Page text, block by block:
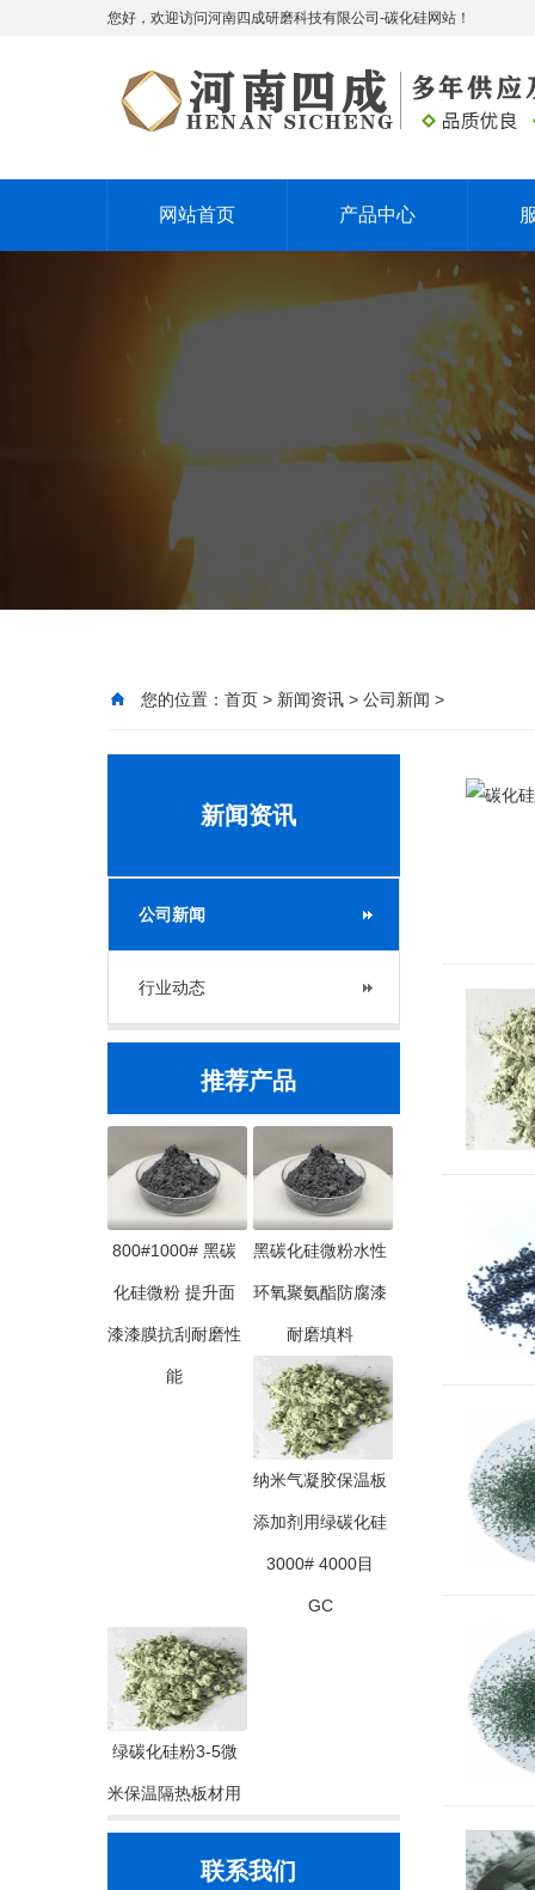
您好，欢迎访问河南四成研磨科技有限公司-碳化硅网站！
网站首页 产品中心
您的位置： 首页 > 新闻资讯 > 公司新闻 >
新闻资讯
公司新闻
行业动态
推荐产品
800#1000# 黑碳
化硅微粉 提升面
漆漆膜抗刮耐磨性
能
黑碳化硅微粉水性
环氧聚氨酯防腐漆
耐磨填料
纳米气凝胶保温板
添加剂用绿碳化硅
3000# 4000目
GC
绿碳化硅粉3-5微
米保温隔热板材用
联系我们